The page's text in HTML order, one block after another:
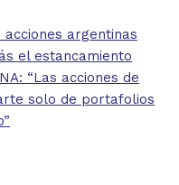
acciones argentinas
el estancamiento
“Las acciones de
solo de portafolios